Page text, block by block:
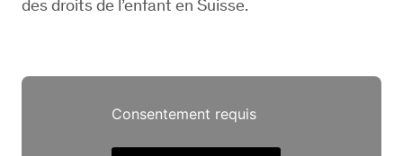
des droits de l’enfant en Suisse.
Consentement requis